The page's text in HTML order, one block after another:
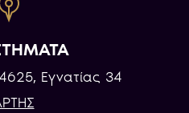
Εγνατίας 34